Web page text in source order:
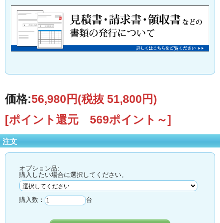
価格:56,980円(税抜 51,800円)
[ポイント還元 569ポイント～]
注文
オプション品:
購入したい場合に選択してください。
購入数： 台